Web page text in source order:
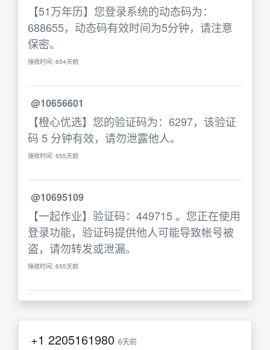
【51万年历】您登录系统的动态码为：
688655，动态码有效时间为5分钟，请注意
保密。
接收时间: 654天前
@10656601
【橙心优选】您的验证码为：6297，该验证
码 5 分钟有效，请勿泄露他人。
接收时间: 655天前
@10695109
【一起作业】验证码：449715 。您正在使用
登录功能，验证码提供他人可能导致帐号被
盗，请勿转发或泄漏。
接收时间: 655天前
+1 2205161980 6天前